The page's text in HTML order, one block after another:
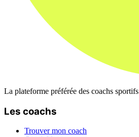
La plateforme préférée des coachs sportifs
Les coachs
Trouver mon coach